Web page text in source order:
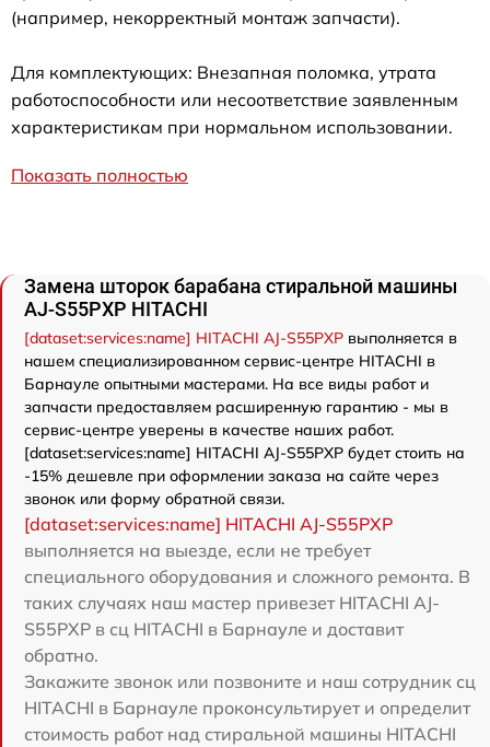
(например, некорректный монтаж запчасти).
Для комплектующих: Внезапная поломка, утрата
работоспособности или несоответствие заявленным
характеристикам при нормальном использовании.
Показать полностью
Замена шторок барабана стиральной машины
AJ-S55PXP HITACHI
[dataset:services:name] HITACHI AJ-S55PXP выполняется в
нашем специализированном сервис-центре HITACHI в
Барнауле опытными мастерами. На все виды работ и
запчасти предоставляем расширенную гарантию - мы в
сервис-центре уверены в качестве наших работ.
[dataset:services:name] HITACHI AJ-S55PXP будет стоить на
-15% дешевле при оформлении заказа на сайте через
звонок или форму обратной связи.
[dataset:services:name] HITACHI AJ-S55PXP
выполняется на выезде, если не требует
специального оборудования и сложного ремонта. В
таких случаях наш мастер привезет HITACHI AJ-
S55PXP в сц HITACHI в Барнауле и доставит
обратно.
Закажите звонок или позвоните и наш сотрудник сц
HITACHI в Барнауле проконсультирует и определит
стоимость работ над стиральной машины HITACHI